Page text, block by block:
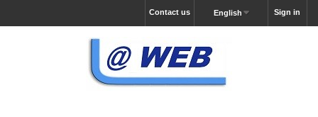
Sign in
English
Contact us